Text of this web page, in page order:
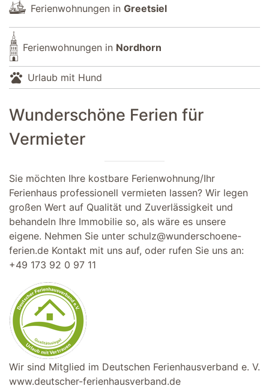
Ferienwohnungen in Greetsiel
Ferienwohnungen in Nordhorn
pets Urlaub mit Hund
Wunderschöne Ferien für
Vermieter
Sie möchten Ihre kostbare Ferienwohnung/Ihr
Ferienhaus professionell vermieten lassen? Wir legen
großen Wert auf Qualität und Zuverlässigkeit und
behandeln Ihre Immobilie so, als wäre es unsere
eigene. Nehmen Sie unter schulz@wunderschoene-
ferien.de Kontakt mit uns auf, oder rufen Sie uns an:
+49 173 92 0 97 11
Wir sind Mitglied im Deutschen Ferienhausverband e. V.
www.deutscher-ferienhausverband.de